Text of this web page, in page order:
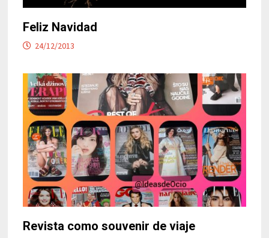
Feliz Navidad
24/12/2013
Revista como souvenir de viaje